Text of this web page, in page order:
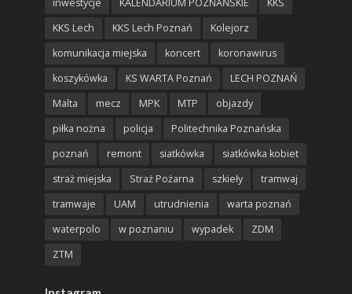
inwestycje
KALENDARIUM POZNAŃSKIE
KKS
KKS Lech
KKS Lech Poznań
Kolejorz
komunikacja miejska
koncert
koronawirus
koszykówka
KS WARTA Poznań
LECH POZNAŃ
Malta
mecz MPK MTP
objazdy
piłka nożna
policja
Politechnika Poznańska
poznań
remont siatkówka
siatkówka kobiet
straż miejska
Straż Pożarna szkieły
tramwaj
tramwaje
UAM utrudnienia
warta poznań
waterpolo
w poznaniu wypadek
ZDM
ZTM